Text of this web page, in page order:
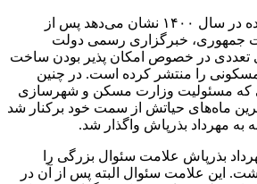
ردگیری اخبار منتشر شده در سال ۱۴۰۰ نشان می‌دهد پس از
جمهوری، خبرگزاری رسمی دولت
تعددی در خصوص امکان پذیر بودن ساخت
مسکونی را منتشر کرده است. در چنین
که مسئولیت وزارت مسکن و شهرسازی
ماه‌های حیاتش از سمت خود برکنار شد
به مهرداد بذرپاش واگذار شد.
بذرپاش علامت سئوال بزرگی را
این علامت سئوال البته پس از آن در